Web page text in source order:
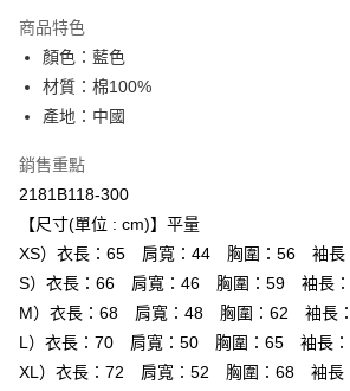
Apple Pay
ATM付款
運送方式
全家取貨付款
每筆NT$80，滿NT$6,000(含以上)免運費
付款後全家取貨
萊爾富取貨付款
每筆NT$80，滿NT$6,000(含以上)免運費
商品特色
顏色：藍色
材質：棉100%
產地：中國
銷售重點
2181B118-300
【尺寸(單位 : cm)】平量
XS）衣長：65 肩寬：44 胸圍：56 袖長
S）衣長：66 肩寬：46 胸圍：59 袖長
M）衣長：68 肩寬：48 胸圍：62 袖長
L）衣長：70 肩寬：50 胸圍：65 袖長
XL）衣長：72 肩寬：52 胸圍：68 袖長